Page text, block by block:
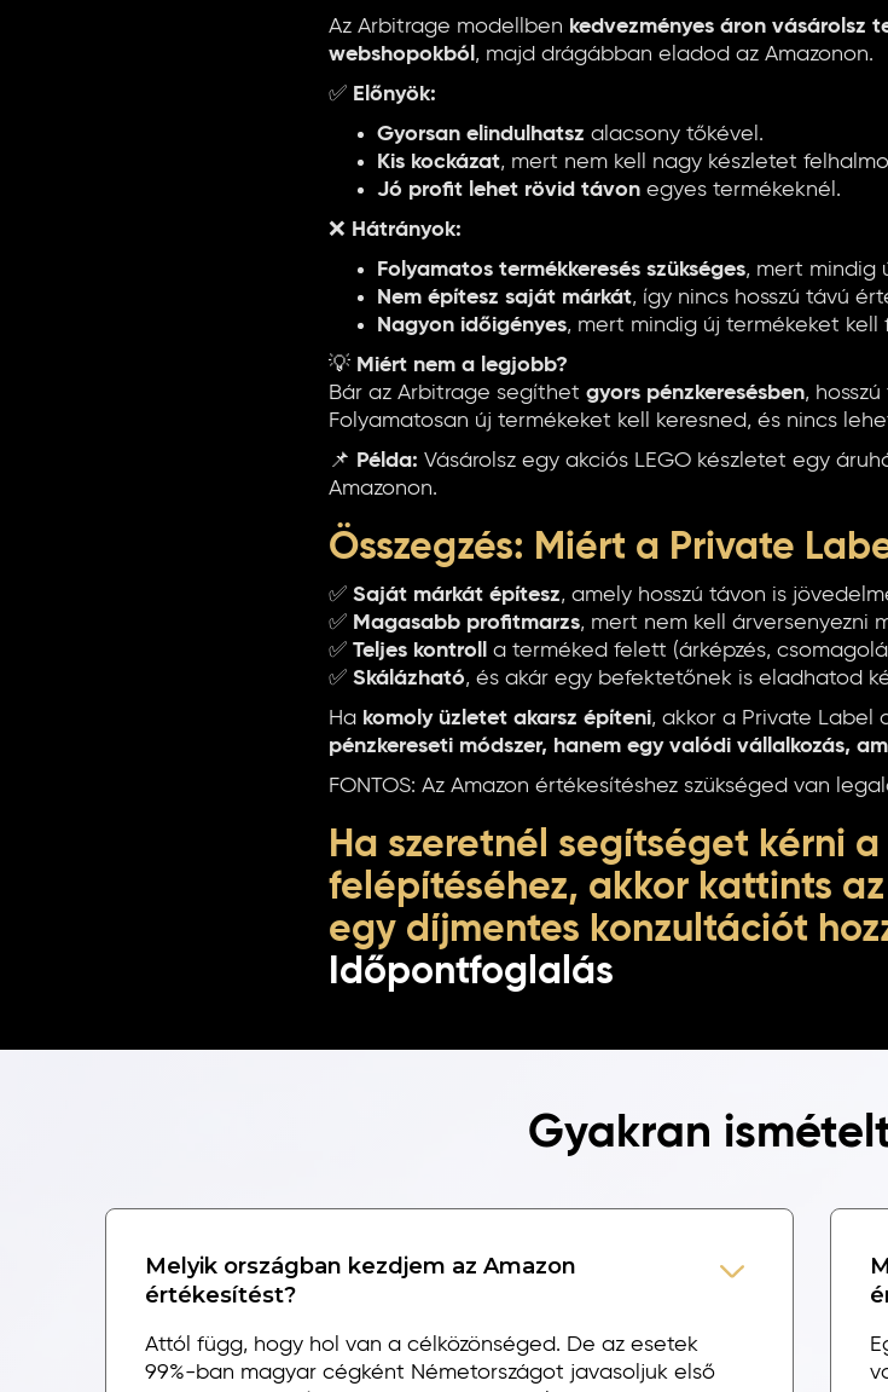
Az Arbitrage modellben kedvezményes áron vásárolsz
webshopokból , majd drágábban eladod az Amazonon.
✅ Előnyök:
Gyorsan elindulhatsz alacsony tőkével.
Kis kockázat, mert nem kell nagy készletet
Jó profit lehet rövid távon egyes termékeknél.
❌ Hátrányok:
Folyamatos termékkeresés szükséges, mert mindig
Nem építesz saját márkát, így nincs hosszú távú
Nagyon időigényes, mert mindig új termékeket kell
💡 Miért nem a legjobb?
Bár az Arbitrage segíthet gyors pénzkeresésben,
Folyamatosan új termékeket kell keresned, és nincs
📌 Példa: Vásárolsz egy akciós LEGO készletet egy
Amazonon.
Összegzés: Miért a Private
✅ Saját márkát építesz, amely hosszú távon is
✅ Magasabb profitmarzs, mert nem kell árversenyezni
✅ Teljes kontroll
a terméked felett (árképzés,
✅ Skálázható, és akár egy befektetőnek is eladhatod
Ha komoly üzletet akarsz építeni, akkor a Private Label
pénzkereseti módszer, hanem egy valódi vállalkozás,
FONTOS: Az Amazon értékesítéshez szükséged van
Ha szeretnél segítséget kérni
felépítéséhez, akkor kattints
egy díjmentes konzultációt
Időpontfoglalás
Gyakran
Melyik országban kezdjem az Amazon
értékesítést?
Attól függ, hogy hol van a célközönséged. De az esetek
99%-ban magyar cégként Németországot javasoljuk első